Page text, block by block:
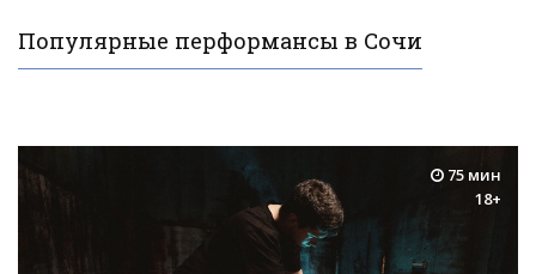
Популярные перформансы в Сочи
75 мин
18+